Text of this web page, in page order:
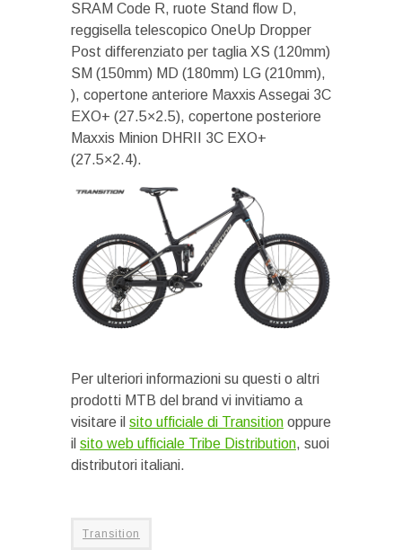
SRAM Code R, ruote Stand flow D,
reggisella telescopico OneUp Dropper
Post differenziato per taglia XS (120mm)
SM (150mm) MD (180mm) LG (210mm),
), copertone anteriore Maxxis Assegai 3C
EXO+ (27.5×2.5), copertone posteriore
Maxxis Minion DHRII 3C EXO+
(27.5×2.4).
Per ulteriori informazioni su questi o altri
prodotti MTB del brand vi invitiamo a
visitare il sito ufficiale di Transition oppure
il sito web ufficiale Tribe Distribution, suoi
distributori italiani.
Transition